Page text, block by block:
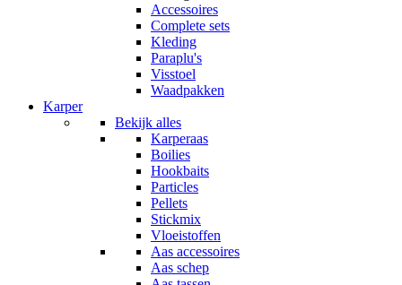
Accessoires
Complete sets
Kleding
Paraplu's
Visstoel
Waadpakken
Karper
Bekijk alles
Karperaas
Boilies
Hookbaits
Particles
Pellets
Stickmix
Vloeistoffen
Aas accessoires
Aas schep